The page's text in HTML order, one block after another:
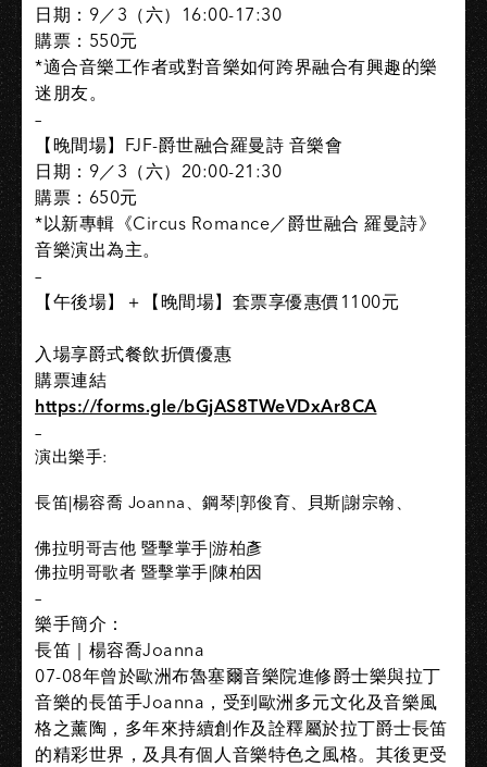
日期：9／3（六）16:00-17:30
購票：550元
*適合音樂工作者或對音樂如何跨界融合有興趣的樂
迷朋友。
–
【晚間場】FJF-爵世融合羅曼詩 音樂會
日期：9／3（六）20:00-21:30
購票：650元
*以新專輯《Circus Romance／爵世融合 羅曼詩》
音樂演出為主。
–
【午後場】＋【晚間場】套票享優惠價1100元
入場享爵式餐飲折價優惠
購票連結
https://forms.gle/bGjAS8TWeVDxAr8CA
–
演出樂手:
長笛|楊容喬 Joanna、鋼琴|郭俊育、貝斯|謝宗翰、
佛拉明哥吉他 暨擊掌手|游柏彥
佛拉明哥歌者 暨擊掌手|陳柏因
–
樂手簡介：
長笛｜楊容喬Joanna
07-08年曾於歐洲布魯塞爾音樂院進修爵士樂與拉丁
音樂的長笛手Joanna，受到歐洲多元文化及音樂風
格之薰陶，多年來持續創作及詮釋屬於拉丁爵士長笛
的精彩世界，及具有個人音樂特色之風格。其後更受